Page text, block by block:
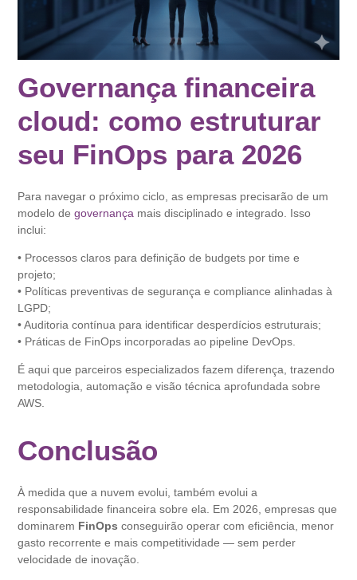
Governança financeira
cloud: como estruturar
seu FinOps para 2026
Para navegar o próximo ciclo, as empresas precisarão de um
modelo degovernança mais disciplinado e integrado. Isso
inclui:
• Processos claros para definição de budgets por time e
projeto;
• Políticas preventivas de segurança e compliance alinhadas à
LGPD;
• Auditoria contínua para identificar desperdícios estruturais;
• Práticas de FinOps incorporadas ao pipeline DevOps.
É aqui que parceiros especializados fazem diferença, trazendo
metodologia, automação e visão técnica aprofundada sobre
AWS.
Conclusão
À medida que a nuvem evolui, também evolui a
responsabilidade financeira sobre ela. Em 2026, empresas que
dominarem FinOps conseguirão operar com eficiência, menor
gasto recorrente e mais competitividade — sem perder
velocidade de inovação.